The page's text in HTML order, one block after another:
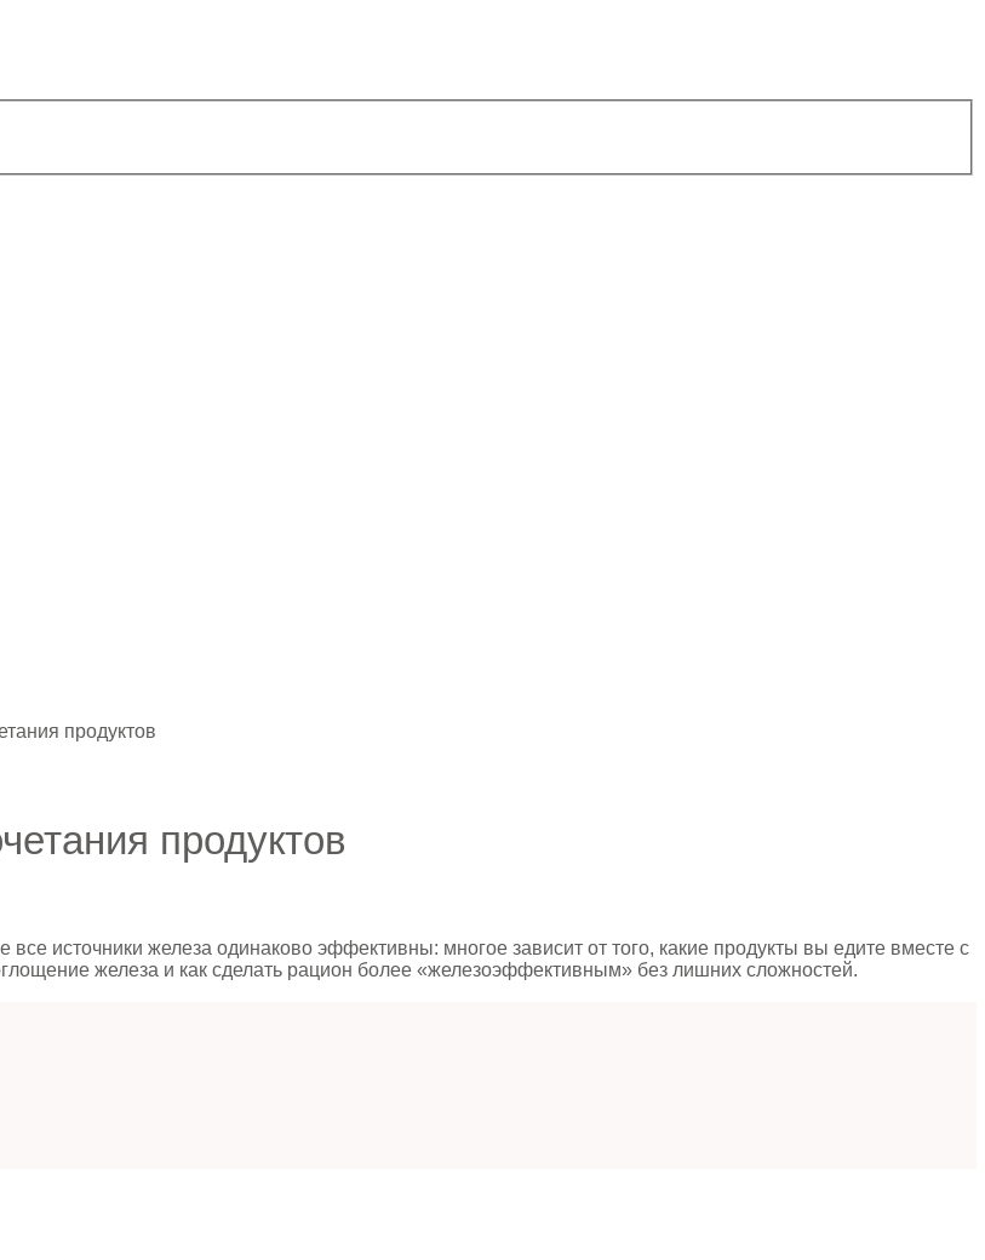
продуктов
продуктов
источники железа одинаково эффективны: многое зависит от того, какие продукты вы едите вместе с
железа и как сделать рацион более «железоэффективным» без лишних сложностей.